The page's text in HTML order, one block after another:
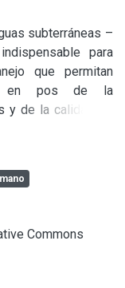
subterráneas –
para
que permitan
en pos de la
de la calidad de
de los servicios
del proyecto
elaborar un
aguas
humano en
a través de la
internacional.
de 48
Commons